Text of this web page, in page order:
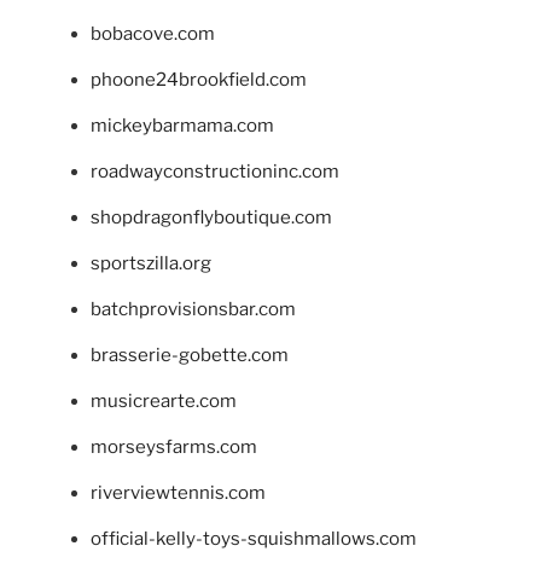
bobacove.com
phoone24brookfield.com
mickeybarmama.com
roadwayconstructioninc.com
shopdragonflyboutique.com
sportszilla.org
batchprovisionsbar.com
brasserie-gobette.com
musicrearte.com
morseysfarms.com
riverviewtennis.com
official-kelly-toys-squishmallows.com